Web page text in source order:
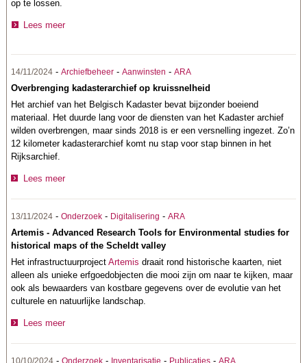
op te lossen.
Lees meer
14/11/2024 -Archiefbeheer -Aanwinsten -ARA
Overbrenging kadasterarchief op kruissnelheid
Het archief van het Belgisch Kadaster bevat bijzonder boeiend
materiaal. Het duurde lang voor de diensten van het Kadaster archief
wilden overbrengen, maar sinds 2018 is er een versnelling ingezet. Zo’n
12 kilometer kadasterarchief komt nu stap voor stap binnen in het
Rijksarchief.
Lees meer
13/11/2024 -Onderzoek - Digitalisering -ARA
Artemis - Advanced Research Tools for Environmental studies for
historical maps of the Scheldt valley
Het infrastructuurprojectArtemis draait rond historische kaarten, niet
alleen als unieke erfgoedobjecten die mooi zijn om naar te kijken, maar
ook als bewaarders van kostbare gegevens over de evolutie van het
culturele en natuurlijke landschap.
Lees meer
10/10/2024 -Onderzoek - Inventarisatie - Publicaties -ARA